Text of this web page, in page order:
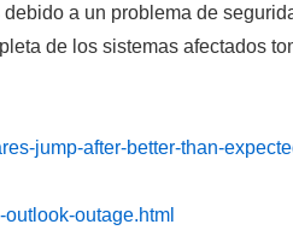
a un problema de
de los sistemas afectados
jump-after-better-than-
outage.html